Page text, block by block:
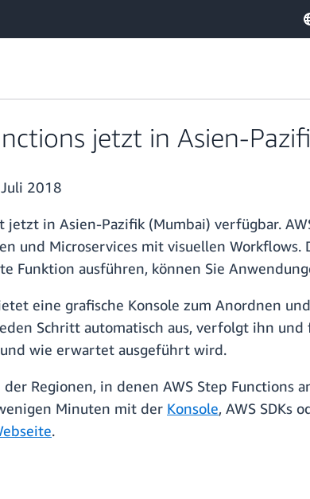
jetzt in Asien-
2018
jetzt in Asien-Pazifik (Mumbai) verfügbar.
und Microservices mit visuellen
Funktion ausführen, können Sie
eine grafische Konsole zum Anordnen
Schritt automatisch aus, verfolgt ihn
wie erwartet ausgeführt wird.
Regionen, in denen AWS Step Functions
Minuten mit der Konsole, AWS SDKs
.